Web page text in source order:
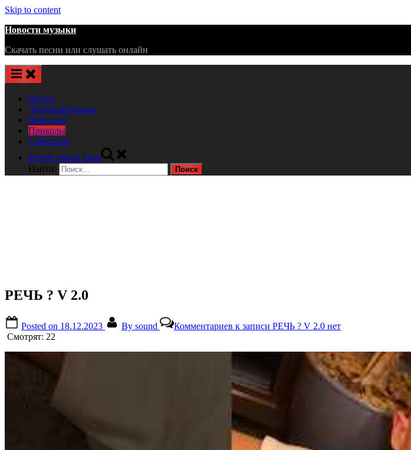
Skip to content
Новости музыки
Скачать песни или слушать онлайн
Песни
Документальные
Передачи
Приколы
Советские
Toggle search form
Найти:
РЕЧЬ ? V 2.0
Posted on 18.12.2023 By sound Комментариев к записи РЕЧЬ ? V 2.0 нет
Смотрят: 22